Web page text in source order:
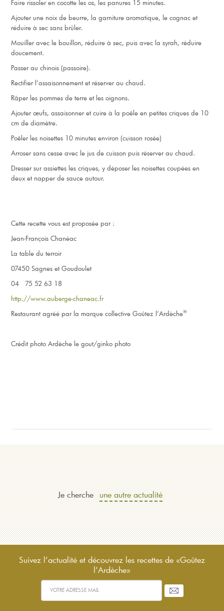
Faire rissoler en cocotte les os, les panures 15 minutes.
Ajouter une noix de beurre, la garniture aromatique, le cognac et
réduire à sec sans brûler.
Mouiller avec le bouillon, réduire à sec, puis avec la syrah, réduire
doucement.
Passer au chinois (passoire).
Rectifier l’assaisonnement et réserver au chaud.
Râper les pommes de terre et les oignons.
Ajouter œufs, assaisonner et cuire à la poêle en petites criques de 10
cm de diamètre.
Poêler les noisettes 10 minutes environ (cuisson rosée)
Arroser sans cesse avec le jus de cuisson puis réserver au chaud.
Dresser sur assiettes les criques, y déposer les noisettes coupées en
deux et napper de sauce autour.
Cette recette vous est proposée par :
Jean-François Chanéac
La table du terroir
07450 Sagnes et Goudoulet
04 75 52 63 18
http://www.auberge-chaneac.fr
Restaurant agréé par la marque collective Goûtez l’Ardèche®
Crédit photo Ardèche le gout/ginko photo
Je cherche une autre actualité
Suivez l’actualité et découvrez les recettes de «Goûtez
l’Ardèche»